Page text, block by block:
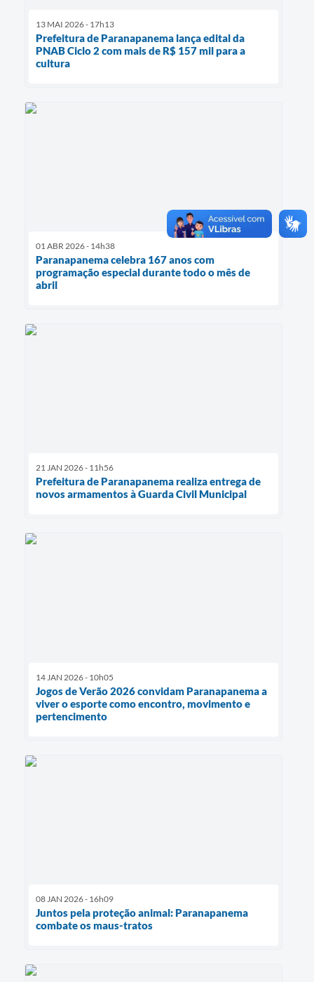
13 MAI 2026 - 17h13
Prefeitura de Paranapanema lança edital da
PNAB Ciclo 2 com mais de R$ 157 mil para a
cultura
01 ABR 2026 - 14h38
Paranapanema celebra 167 anos com
programação especial durante todo o mês de
abril
21 JAN 2026 - 11h56
Prefeitura de Paranapanema realiza entrega de
novos armamentos à Guarda Civil Municipal
14 JAN 2026 - 10h05
Jogos de Verão 2026 convidam Paranapanema a
viver o esporte como encontro, movimento e
pertencimento
08 JAN 2026 - 16h09
Juntos pela proteção animal: Paranapanema
combate os maus-tratos